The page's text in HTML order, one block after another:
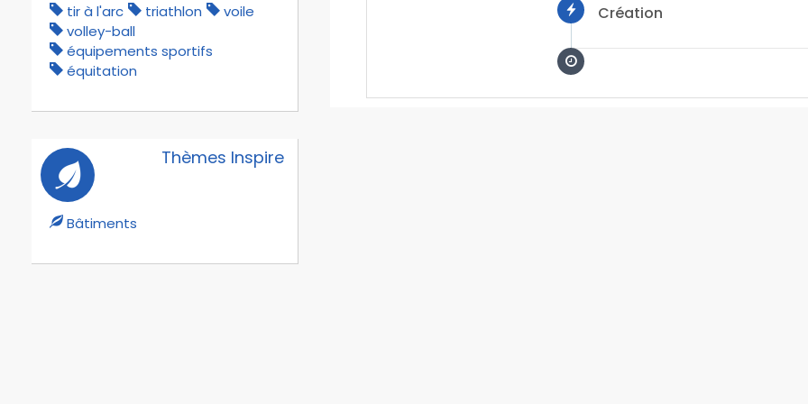
tir à l'arc
triathlon
voile
volley-ball
équipements sportifs
équitation
Thèmes Inspire
Bâtiments
Création